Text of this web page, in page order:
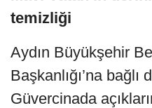
temizliği
Aydın Büyükşehir
Başkanlığı’na bağlı
Güvercinada